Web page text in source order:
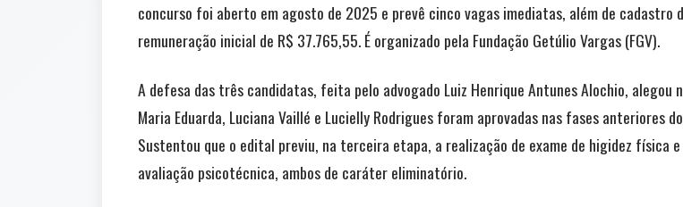
concurso foi aberto em agosto de 2025 e prevê cinco vagas imediatas, além de cadastro
remuneração inicial de R$ 37.765,55. É organizado pela Fundação Getúlio Vargas (FGV).
A defesa das três candidatas, feita pelo advogado Luiz Henrique Antunes Alochio, alegou
Maria Eduarda, Luciana Vaillé e Lucielly Rodrigues foram aprovadas nas fases anteriores
Sustentou que o edital previu, na terceira etapa, a realização de exame de higidez física
avaliação psicotécnica, ambos de caráter eliminatório.